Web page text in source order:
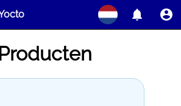
Contact